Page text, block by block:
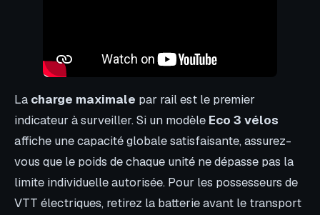
La charge maximale par rail est le premier
indicateur à surveiller. Si un modèle Eco 3 vélos
affiche une capacité globale satisfaisante, assurez-
vous que le poids de chaque unité ne dépasse pas la
limite individuelle autorisée. Pour les possesseurs de
VTT électriques, retirez la batterie avant le transport